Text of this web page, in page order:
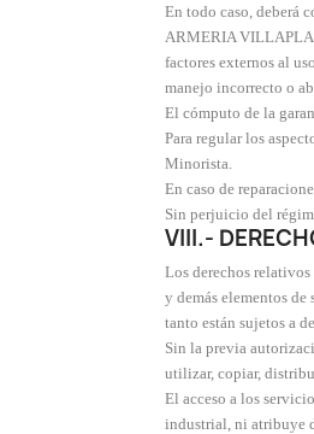
En todo caso, deberá
ARMERIA
factores externos al
manejo incorrecto o
El cómputo de la
Para regular los
Minorista.
En caso de
Sin perjuicio del
VIII.-
Los derechos
y demás elementos
tanto están sujetos a
Sin la previa
utilizar, copiar,
El acceso a los
industrial, ni atribuye